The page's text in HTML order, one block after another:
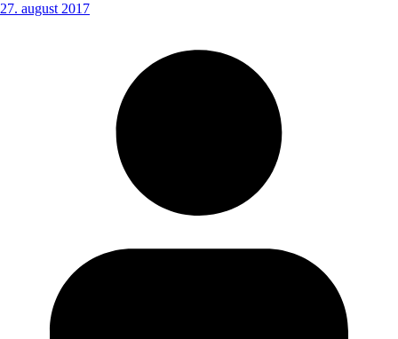
27. august 2017